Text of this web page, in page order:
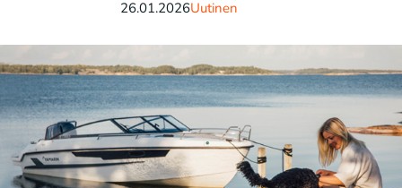
26.01.2026Uutinen